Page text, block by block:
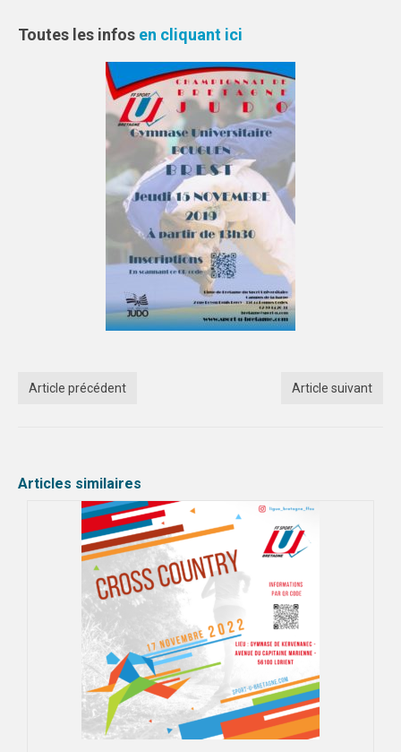
ÉVÉNEMENTS SPORTIFS
CHALLENGE D’AUTOMNE
COMMUNICATION
PHOTOTHÈQUE
Photos 2024/2025
Photos 2023/2024
LOGOTHÈQUE
PALMARÈS
PARTENAIRES
Toutes les infos en cliquant ici
Article précédent Article suivant
Articles similaires